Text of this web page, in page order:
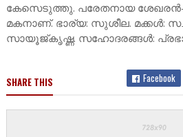
കേസെടുത്തു. പരേതനായ ശേഖരൻ-
മകനാണ്. ഭാര്യ: സുശീല. മക്കൾ:
സായൂജ്കൃഷ്ണ. സഹോദരങ്ങൾ:
SHARE THIS Facebook